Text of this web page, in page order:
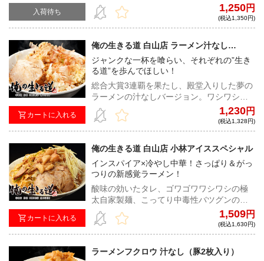
すい！最後にご飯を入れて混ぜ、最高のシ
メを味わって欲しい！
入荷待ち
の極太麺に、常識を覆す大迫力の豚。 全て
が規格外、全てが迫力満点の、中毒必須の
まぜそば。二郎系インスパイア最高峰の商
1,250円
(税込1,350円)
カートに入れる
俺の生きる道 白山店 ラーメン汁なし
ver（味付き脂付き）
ジャンクな一杯を喰らい、それぞれの”生き
る道”を歩んでほしい！
総合大賞3連覇を果たし、殿堂入りした夢の
ラーメンの汁なしバージョン。ワシワシと
した極太麺をダイレクトに味わえる汁なし
を豪快に食べ、それぞれの”生きる道”を歩ん
でほしい！
1,230円
(税込1,328円)
カートに入れる
俺の生きる道 白山店 小林アイススペシャル
インスパイア×冷やし中華！さっぱり＆がっ
つりの新感覚ラーメン！
酸味の効いたタレ、ゴワゴワワシワシの極
太自家製麺、こってり中毒性バツグンの味
付き脂が合わさった、THE冷やし中華を
「俺の生きる道」風にアレンジした唯一無
二の味わい！暑い夏にピッタリな二郎イン
1,509円
(税込1,630円)
ラーメンフクロウ 汁なし（豚2枚入り）